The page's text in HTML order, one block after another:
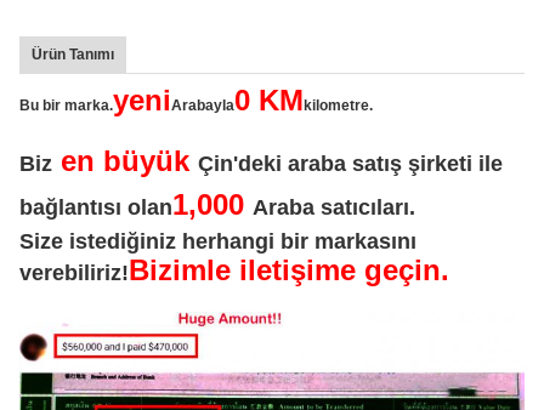
Ürün Tanımı
Bu bir marka.yeniArabayla0 KMkilometre.
Biz en büyük Çin'deki araba satış şirketi ile
bağlantısı olan1,000 Araba satıcıları.
Size istediğiniz herhangi bir markasını
verebiliriz!Bizimle iletişime geçin.